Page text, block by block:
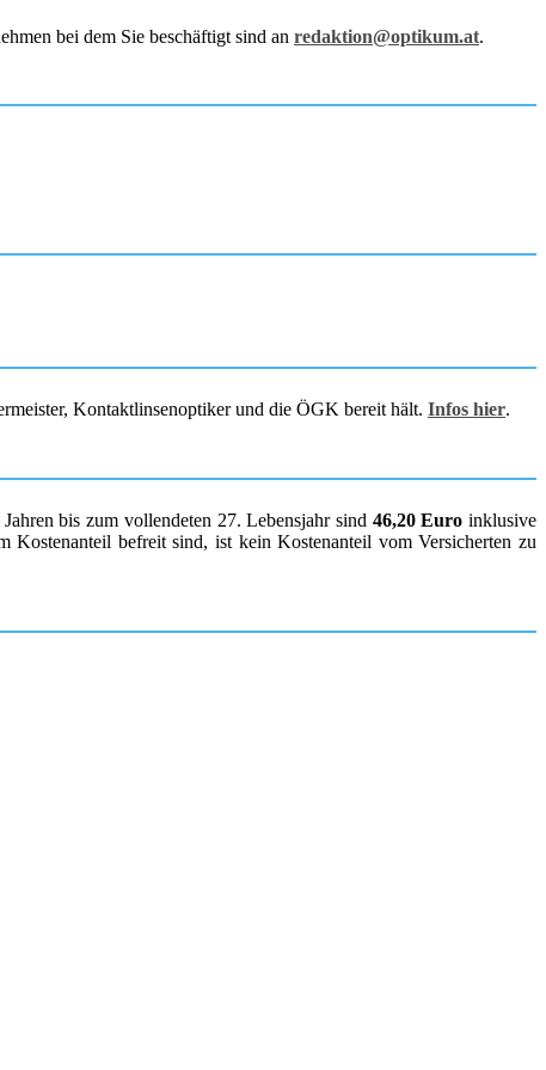
bei dem Sie beschäftigt sind an redaktion@optikum.at.
Kontaktlinsenoptiker und die ÖGK bereit hält. Infos hier.
bis zum vollendeten 27. Lebensjahr sind 46,20 Euro inklusive
befreit sind, ist kein Kostenanteil vom Versicherten zu